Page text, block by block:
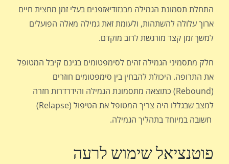
התחלת תסמונת הגמילה מבנזודיאזפנים בעלי זמן מחצית חיים
ארוך עלולה להשתהות, ולעומת זאת גמילה מאלה הפועלים
למשך זמן קצר מורגשת לרוב מוקדם.
חלק מתסמיני הגמילה זהים לסימפטומים בגינם קיבל המטופל
את התרופה. היכולת להבחין בין סימפטומים חוזרים
(Rebound) כתוצאה מתסמונת הגמילה והידרדרות חזרה
למצב שבגללו היה צריך המטופל את הטיפול (Relapse)
חשובה במיוחד בתהליך הגמילה.
פוטנציאל שימוש לרעה